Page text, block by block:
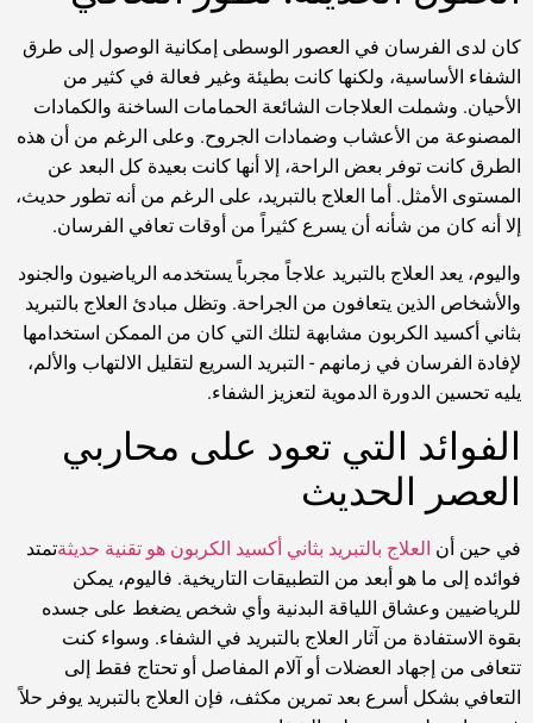
كان لدى الفرسان في العصور الوسطى إمكانية الوصول إلى طرق
الشفاء الأساسية، ولكنها كانت بطيئة وغير فعالة في كثير من
الأحيان. وشملت العلاجات الشائعة الحمامات الساخنة والكمادات
المصنوعة من الأعشاب وضمادات الجروح. وعلى الرغم من أن هذه
الطرق كانت توفر بعض الراحة، إلا أنها كانت بعيدة كل البعد عن
المستوى الأمثل. أما العلاج بالتبريد، على الرغم من أنه تطور حديث،
إلا أنه كان من شأنه أن يسرع كثيراً من أوقات تعافي الفرسان.
واليوم، يعد العلاج بالتبريد علاجاً مجرباً يستخدمه الرياضيون والجنود
والأشخاص الذين يتعافون من الجراحة. وتظل مبادئ العلاج بالتبريد
بثاني أكسيد الكربون مشابهة لتلك التي كان من الممكن استخدامها
لإفادة الفرسان في زمانهم - التبريد السريع لتقليل الالتهاب والألم،
يليه تحسين الدورة الدموية لتعزيز الشفاء.
الفوائد التي تعود على محاربي
العصر الحديث
في حين أن العلاج بالتبريد بثاني أكسيد الكربون هو تقنية حديثةتمتد
فوائده إلى ما هو أبعد من التطبيقات التاريخية. فاليوم، يمكن
للرياضيين وعشاق اللياقة البدنية وأي شخص يضغط على جسده
بقوة الاستفادة من آثار العلاج بالتبريد في الشفاء. وسواء كنت
تتعافى من إجهاد العضلات أو آلام المفاصل أو تحتاج فقط إلى
التعافي بشكل أسرع بعد تمرين مكثف، فإن العلاج بالتبريد يوفر حلاً